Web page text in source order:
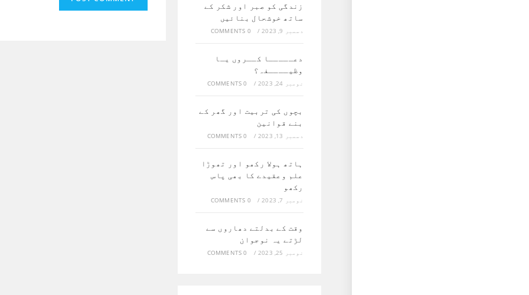
زندگی کو صبر اور شکر کے
ساتھ خوشحال بنائیں
دسمبر 9, 2023 /
0 COMMENTS
دعـــــا کــروں یـا
وظیــــفہ؟
نومبر 24, 2023 /
0 COMMENTS
بچوں کی تربیت اور گھر کے
بنے قوانین
دسمبر 13, 2023 /
0 COMMENTS
ہاتھ ہولا رکھو اور تھوڑا
علم وعقیدے کا بھی پاس
رکھو
نومبر 7, 2023 /
0 COMMENTS
وقت کے بدلتے دھاروں سے
لڑتے یہ نوجوان
نومبر 25, 2023 /
0 COMMENTS